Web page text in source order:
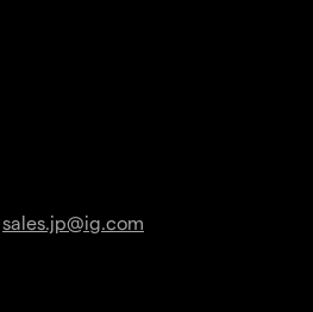
sales.jp@ig.com